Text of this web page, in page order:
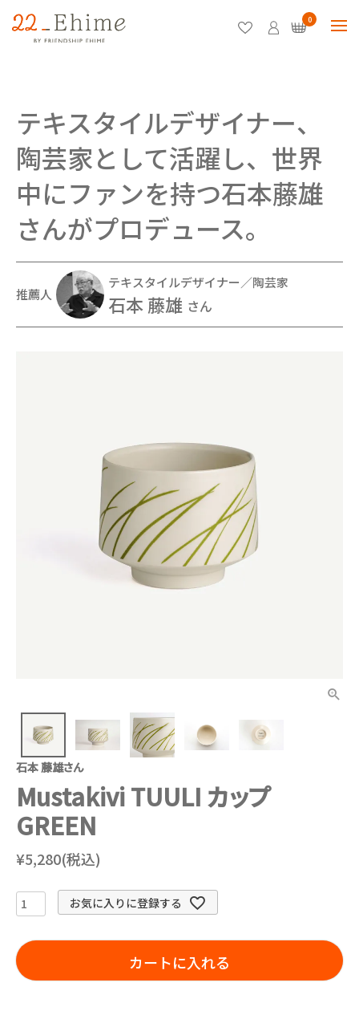
0
テキスタイルデザイナー、
陶芸家として活躍し、世界
中にファンを持つ石本藤雄
さんがプロデュース。
推薦人
テキスタイルデザイナー／陶芸家
石本 藤雄 さん
石本 藤雄さん
Mustakivi TUULI カップ
GREEN
¥5,280(税込)
お気に入りに登録する
カートに入れる